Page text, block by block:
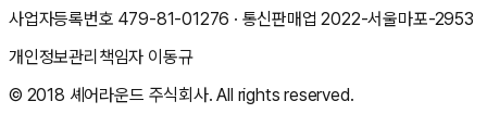
사업자등록번호 479-81-01276 · 통신판매업2022-서울마포-2953
개인정보관리책임자 이동규
© 2018 셰어라운드 주식회사. All rights reserved.